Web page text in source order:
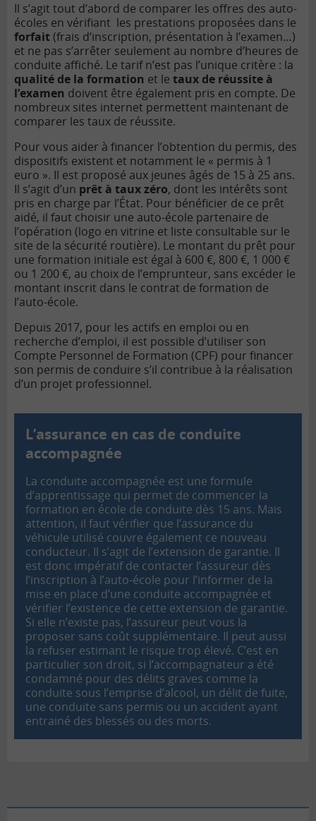
Il s’agit tout d’abord de comparer les offres des auto-
écoles en vérifiant les prestations proposées dans le
forfait(frais d’inscription, présentation à l’examen…)
et ne pas s’arrêter seulement au nombre d’heures de
conduite affiché. Le tarif n’est pas l’unique critère : la
qualité de la formation et le taux de réussite à
l’examen doivent être également pris en compte. De
nombreux sites internet permettent maintenant de
comparer les taux de réussite.
Pour vous aider à financer l’obtention du permis, des
dispositifs existent et notamment le « permis à 1
euro ». Il est proposé aux jeunes âgés de 15 à 25 ans.
Il s’agit d’un prêt à taux zéro, dont les intérêts sont
pris en charge par l’État. Pour bénéficier de ce prêt
aidé, il faut choisir une auto-école partenaire de
l’opération (logo en vitrine et liste consultable sur le
site de la sécurité routière). Le montant du prêt pour
une formation initiale est égal à 600 €, 800 €, 1 000 €
ou 1 200 €, au choix de l’emprunteur, sans excéder le
montant inscrit dans le contrat de formation de
l’auto-école.
Depuis 2017, pour les actifs en emploi ou en
recherche d’emploi, il est possible d’utiliser son
Compte Personnel de Formation (CPF) pour financer
son permis de conduire s’il contribue à la réalisation
d’un projet professionnel.
L’assurance en cas de conduite
accompagnée
La conduite accompagnée est une formule
d’apprentissage qui permet de commencer la
formation en école de conduite dès 15 ans. Mais
attention, il faut vérifier que l’assurance du
véhicule utilisé couvre également ce nouveau
conducteur. Il s’agit de l’extension de garantie. Il
est donc impératif de contacter l’assureur dès
l’inscription à l’auto-école pour l’informer de la
mise en place d’une conduite accompagnée et
vérifier l’existence de cette extension de garantie.
Si elle n’existe pas, l’assureur peut vous la
proposer sans coût supplémentaire. Il peut aussi
la refuser estimant le risque trop élevé. C’est en
particulier son droit, si l’accompagnateur a été
condamné pour des délits graves comme la
conduite sous l’emprise d’alcool, un délit de fuite,
une conduite sans permis ou un accident ayant
entrainé des blessés ou des morts.